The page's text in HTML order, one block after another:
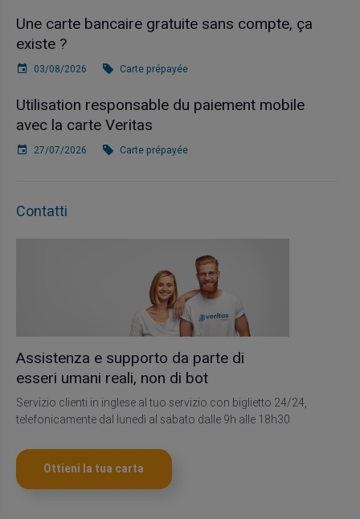
Une carte bancaire gratuite sans compte, ça
existe ?
03/08/2026 Carte prépayée
Utilisation responsable du paiement mobile
avec la carte Veritas
27/07/2026 Carte prépayée
Contatti
Assistenza e supporto da parte di
esseri umani reali, non di bot
Servizio clienti in inglese al tuo servizio con biglietto 24/24,
telefonicamente dal lunedì al sabato dalle 9h alle 18h30
Ottieni la tua carta